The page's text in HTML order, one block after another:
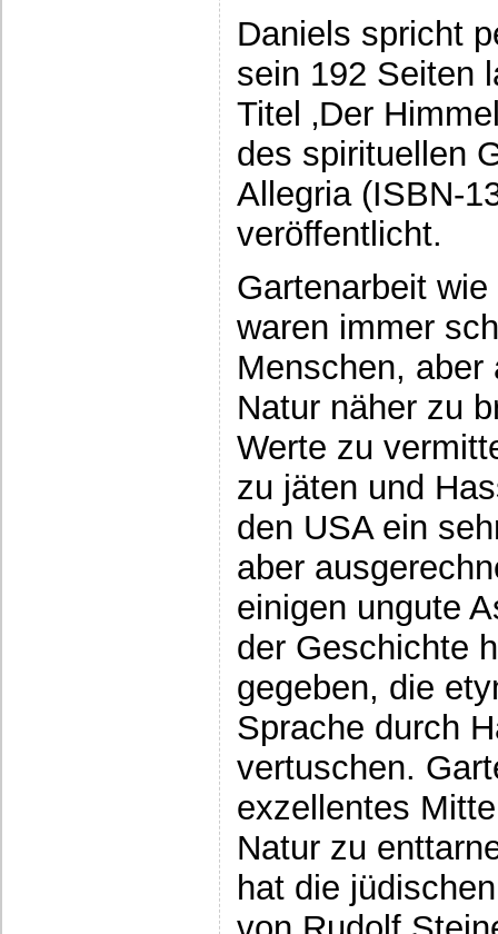
Daniels spricht
sein 192 Seiten
Titel ‚Der
des spirituellen
Allegria (ISBN-
veröffentlicht.
Gartenarbeit
waren immer
Menschen, aber
Natur näher zu
Werte zu
zu jäten und
den USA ein
aber
einigen ungute
der Geschichte
gegeben, die
Sprache durch
vertuschen.
exzellentes
Natur zu
hat die